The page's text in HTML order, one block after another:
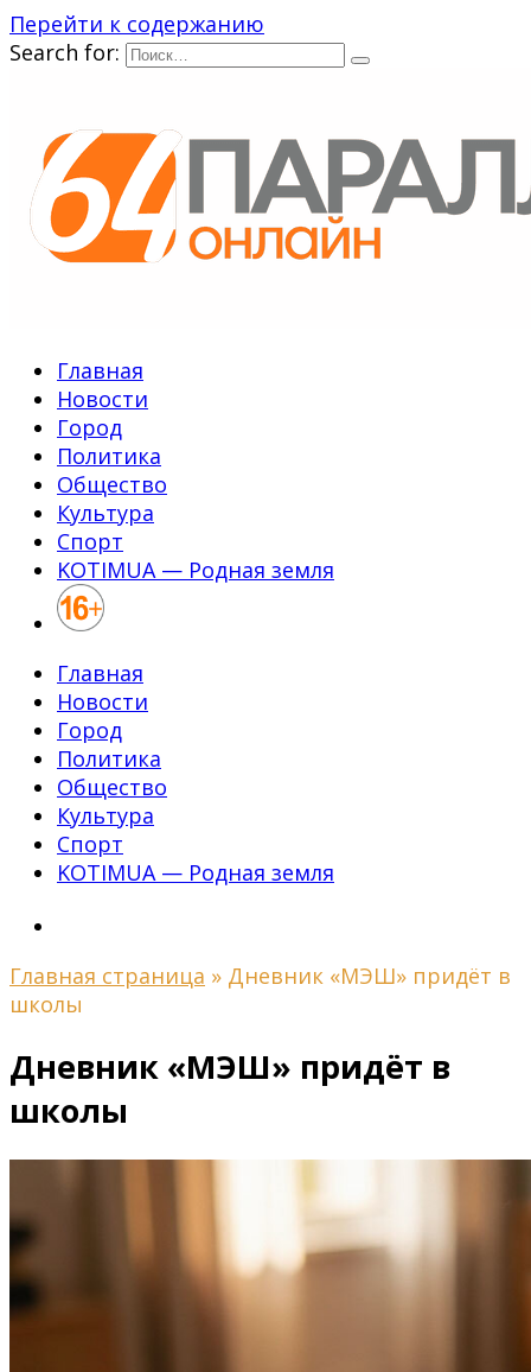
Перейти к содержанию
Search for:
Главная
Новости
Город
Политика
Общество
Культура
Спорт
KOTIMUA — Родная земля
Главная
Новости
Город
Политика
Общество
Культура
Спорт
KOTIMUA — Родная земля
Главная страница » Дневник «МЭШ» придёт в
школы
Дневник «МЭШ» придёт в
школы